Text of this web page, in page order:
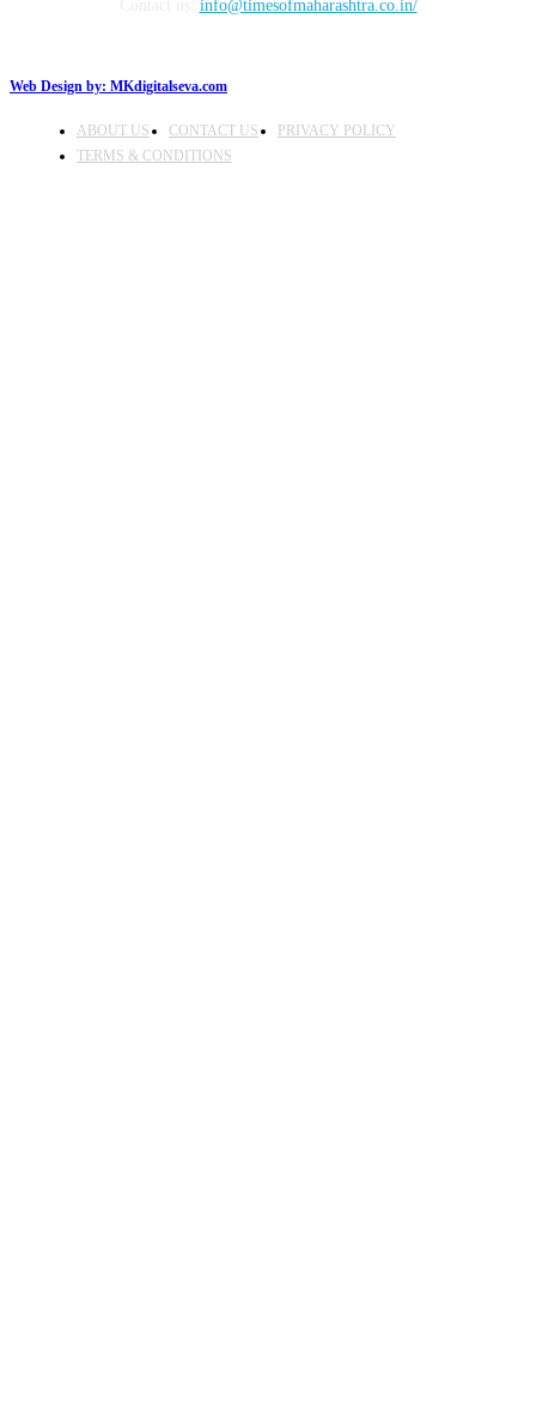
info@timesofmaharashtra.co.in/
Web Design by: MKdigitalseva.com
ABOUT US CONTACT US
PRIVACY POLICY
TERMS & CONDITIONS